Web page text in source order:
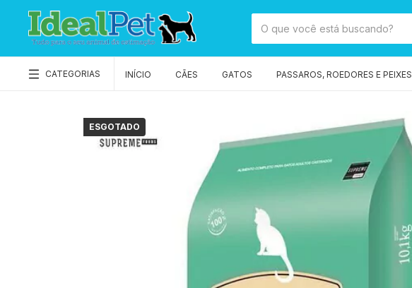
CATEGORIAS INÍCIO CÃES GATOS PASSAROS, ROEDORES E PEIXES
ESGOTADO